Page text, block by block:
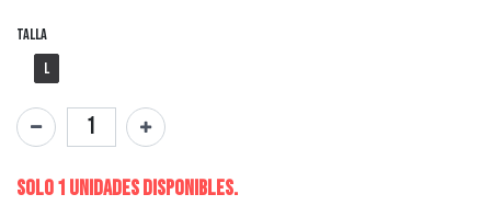
Talla
L
Solo 1 Unidades disponibles.